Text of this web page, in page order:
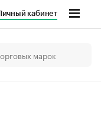
кабинет